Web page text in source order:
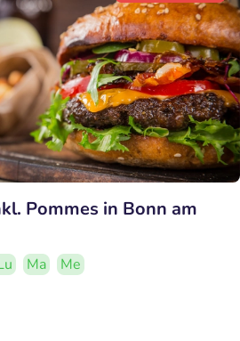
Pommes in Bonn am
Ma
Me